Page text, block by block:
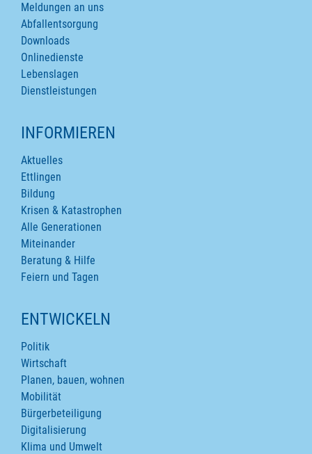
Meldungen an uns
Abfallentsorgung
Downloads
Onlinedienste
Lebenslagen
Dienstleistungen
INFORMIEREN
Aktuelles
Ettlingen
Bildung
Krisen & Katastrophen
Alle Generationen
Miteinander
Beratung & Hilfe
Feiern und Tagen
ENTWICKELN
Politik
Wirtschaft
Planen, bauen, wohnen
Mobilität
Bürgerbeteiligung
Digitalisierung
Klima und Umwelt